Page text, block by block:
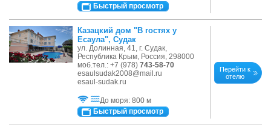
Быстрый просмотр
Казацкий дом "В гостях у
Есаула", Судак
ул. Долинная, 41, г. Судак,
Республика Крым, Россия, 298000
моб.тел.: +7 (978) 743-58-70
esaulsudak2008@mail.ru
esaul-sudak.ru
До моря: 800 м
Быстрый просмотр
Перейти к
отелю